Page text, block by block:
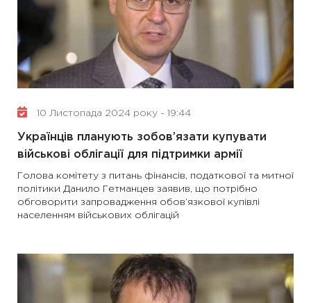
10 Листопада 2024 року - 19:44
Українців планують зобов’язати купувати
військові облігації для підтримки армії
Голова комітету з питань фінансів, податкової та митної
політики Данило Гетманцев заявив, що потрібно
обговорити запровадження обов’язкової купівлі
населенням військових облігацій